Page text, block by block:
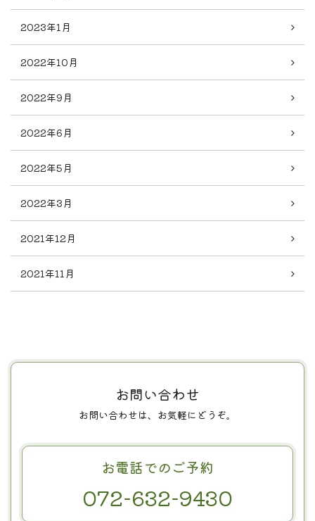
2023年1月
2022年10月
2022年9月
2022年6月
2022年5月
2022年3月
2021年12月
2021年11月
お問い合わせ
お問い合わせは、お気軽にどうぞ。
お電話でのご予約
072-632-9430